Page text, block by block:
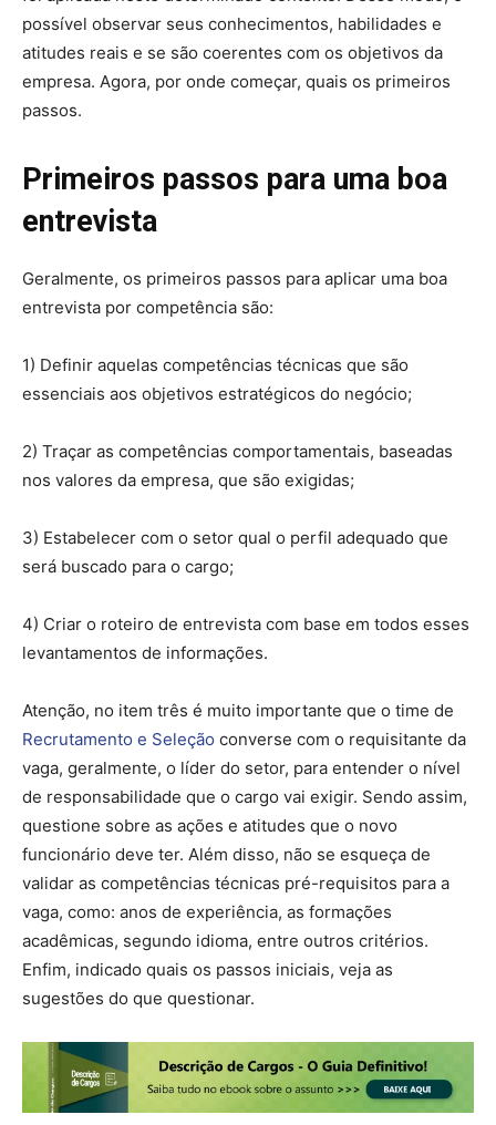
possível observar seus conhecimentos, habilidades e
atitudes reais e se são coerentes com os objetivos da
empresa. Agora, por onde começar, quais os primeiros
passos.
Primeiros passos para uma boa
entrevista
Geralmente, os primeiros passos para aplicar uma boa
entrevista por competência são:
1) Definir aquelas competências técnicas que são
essenciais aos objetivos estratégicos do negócio;
2) Traçar as competências comportamentais, baseadas
nos valores da empresa, que são exigidas;
3) Estabelecer com o setor qual o perfil adequado que
será buscado para o cargo;
4) Criar o roteiro de entrevista com base em todos esses
levantamentos de informações.
Atenção, no item três é muito importante que o time de
Recrutamento e Seleção converse com o requisitante da
vaga, geralmente, o líder do setor, para entender o nível
de responsabilidade que o cargo vai exigir. Sendo assim,
questione sobre as ações e atitudes que o novo
funcionário deve ter. Além disso, não se esqueça de
validar as competências técnicas pré-requisitos para a
vaga, como: anos de experiência, as formações
acadêmicas, segundo idioma, entre outros critérios.
Enfim, indicado quais os passos iniciais, veja as
sugestões do que questionar.